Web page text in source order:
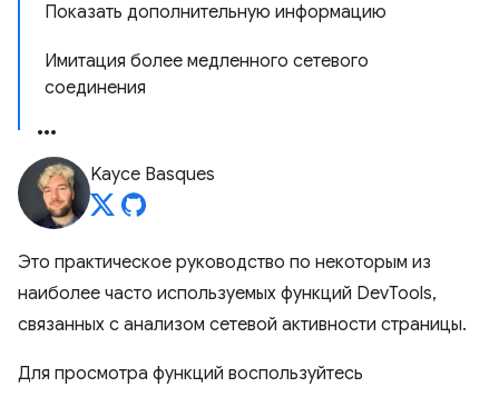
Показать дополнительную информацию
Имитация более медленного сетевого
соединения
Kayce Basques
Это практическое руководство по некоторым из
наиболее часто используемых функций DevTools,
связанных с анализом сетевой активности страницы.
Для просмотра функций воспользуйтесь